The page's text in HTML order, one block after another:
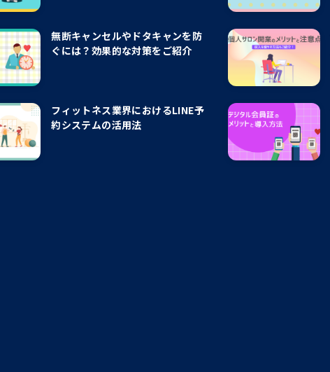
無断キャンセルやドタキャンを防
ぐには？効果的な対策をご紹介
フィットネス業界におけるLINE予
約システムの活用法